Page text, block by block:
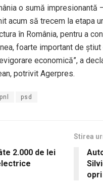
o sumă
acum să trecem la etapa
în România, pentru a
foarte important de
economică”, a
potrivit Agerpres.
pnl psd
2.000 de lei
Stirea